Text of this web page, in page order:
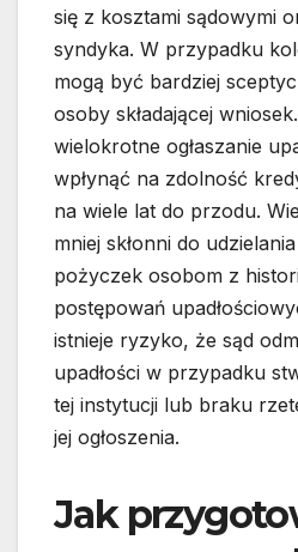
się z kosztami sądowymi
syndyka. W przypadku
mogą być bardziej
osoby składającej
wielokrotne ogłaszanie
wpłynąć na zdolność
na wiele lat do przodu.
mniej skłonni do
pożyczek osobom z
postępowań
istnieje ryzyko, że sąd
upadłości w przypadku
tej instytucji lub braku
jej ogłoszenia.
Jak